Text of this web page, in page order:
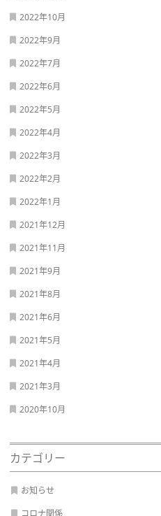
2022年10月
2022年9月
2022年7月
2022年6月
2022年5月
2022年4月
2022年3月
2022年2月
2022年1月
2021年12月
2021年11月
2021年9月
2021年8月
2021年6月
2021年5月
2021年4月
2021年3月
2020年10月
カテゴリー
お知らせ